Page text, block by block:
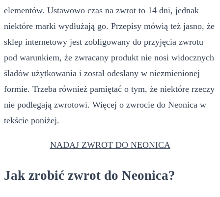
elementów. Ustawowo czas na zwrot to 14 dni, jednak
niektóre marki wydłużają go. Przepisy mówią też jasno, że
sklep internetowy jest zobligowany do przyjęcia zwrotu
pod warunkiem, że zwracany produkt nie nosi widocznych
śladów użytkowania i został odesłany w niezmienionej
formie. Trzeba również pamiętać o tym, że niektóre rzeczy
nie podlegają zwrotowi. Więcej o zwrocie do Neonica w
tekście poniżej.
NADAJ ZWROT DO NEONICA
Jak zrobić zwrot do Neonica?